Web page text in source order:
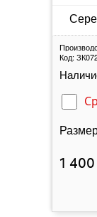
Код:
1 400